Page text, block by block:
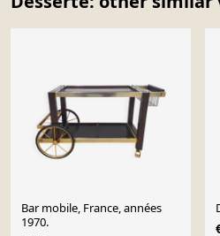
Bar mobile, France, années
1970.